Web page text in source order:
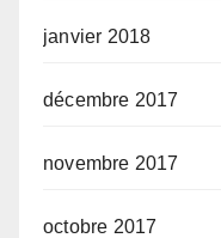
janvier 2018
décembre 2017
novembre 2017
octobre 2017